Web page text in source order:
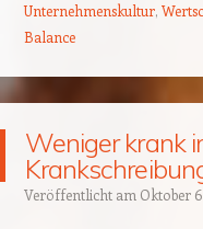
Unternehmenskultur,
Balance
Weniger krank
Veröffentlicht am Oktober